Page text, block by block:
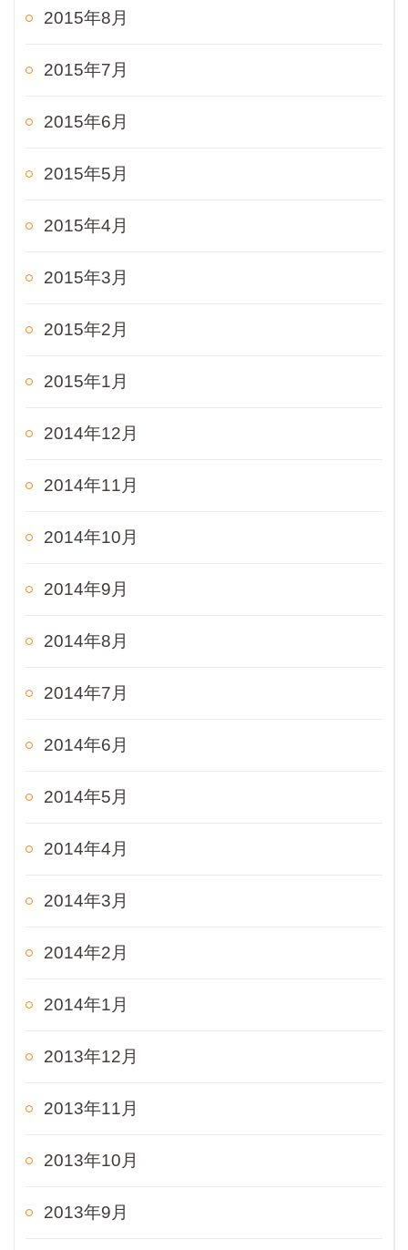
2015年8月
2015年7月
2015年6月
2015年5月
2015年4月
2015年3月
2015年2月
2015年1月
2014年12月
2014年11月
2014年10月
2014年9月
2014年8月
2014年7月
2014年6月
2014年5月
2014年4月
2014年3月
2014年2月
2014年1月
2013年12月
2013年11月
2013年10月
2013年9月